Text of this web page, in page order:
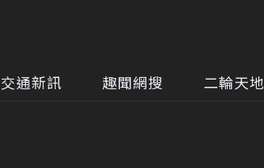
交通新訊 趣聞網搜 二輪天地